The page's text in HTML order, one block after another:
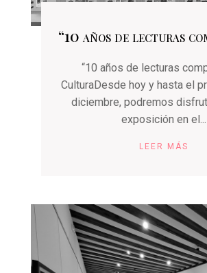
“10 años de lecturas
“10 años de lecturas
CulturaDesde hoy y hasta el
diciembre, podremos
exposición en el...
LEER MÁS